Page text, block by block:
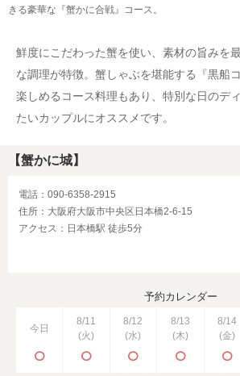
きる豪華な『蟹かに合戦』コース。
鮮度にこだわった蟹を使い、素材の旨みを
な調理が特徴。蟹しゃぶを堪能する『黒船
楽しめるコース料理もあり、特別な日のデ
たいカップルにオススメです。
【蟹かに城】
電話：090-6358-2915
住所：大阪府大阪市中央区日本橋2-6-15
アクセス：日本橋駅 徒歩5分
予約カレンダー
今日
8/11
(火)
8/12
(水)
8/13
(木)
8/14
(金)